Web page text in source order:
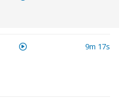
9m 17s